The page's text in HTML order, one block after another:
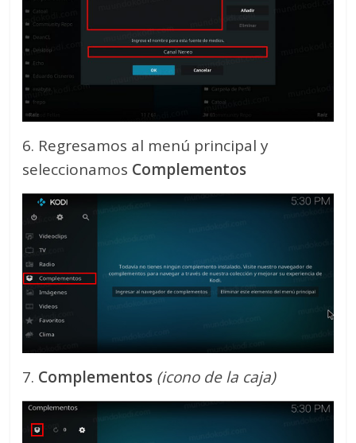
6. Regresamos al menú principal y
seleccionamos Complementos
7. Complementos (icono de la caja)